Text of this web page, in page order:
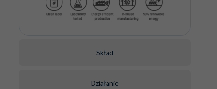
Skład
Działanie